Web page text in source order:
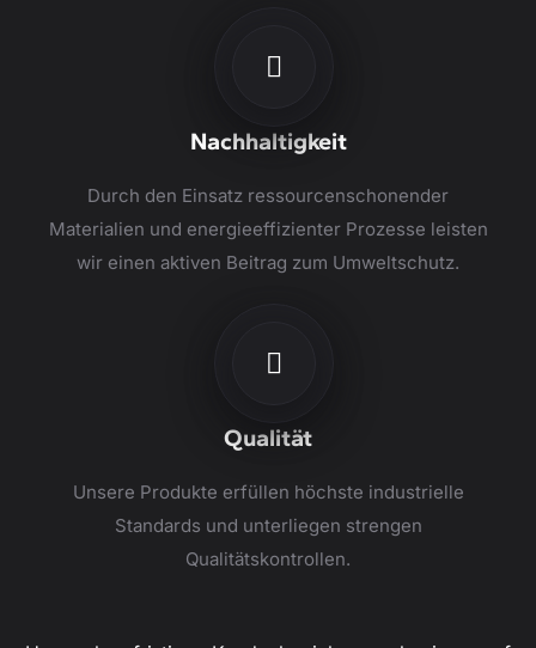
Nachhaltigkeit
Durch den Einsatz ressourcenschonender
Materialien und energieeffizienter Prozesse leisten
wir einen aktiven Beitrag zum Umweltschutz.
Qualität
Unsere Produkte erfüllen höchste industrielle
Standards und unterliegen strengen
Qualitätskontrollen.